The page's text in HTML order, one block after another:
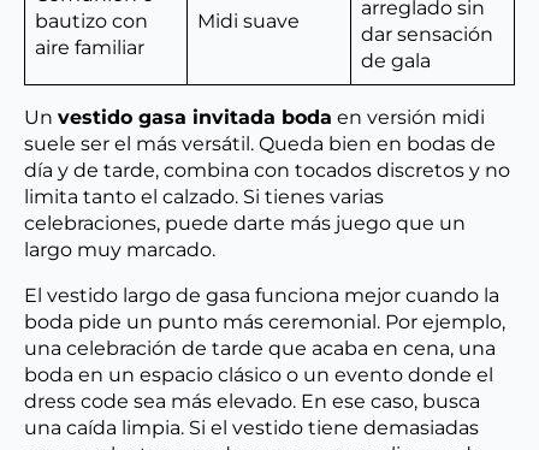
bautizo con
aire familiar
Midi suave
arreglado sin
dar sensación
de gala
Un vestido gasa invitada boda en versión midi
suele ser el más versátil. Queda bien en bodas de
día y de tarde, combina con tocados discretos y no
limita tanto el calzado. Si tienes varias
celebraciones, puede darte más juego que un
largo muy marcado.
El vestido largo de gasa funciona mejor cuando la
boda pide un punto más ceremonial. Por ejemplo,
una celebración de tarde que acaba en cena, una
boda en un espacio clásico o un evento donde el
dress code sea más elevado. En ese caso, busca
una caída limpia. Si el vestido tiene demasiadas